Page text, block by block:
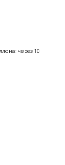
через 10